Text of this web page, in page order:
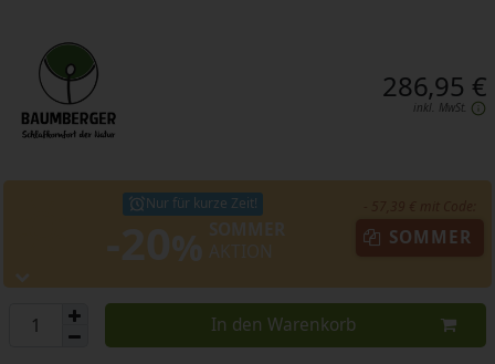
286,95 €
inkl. MwSt.
Nur für kurze Zeit!
SOMMER
In den Warenkorb